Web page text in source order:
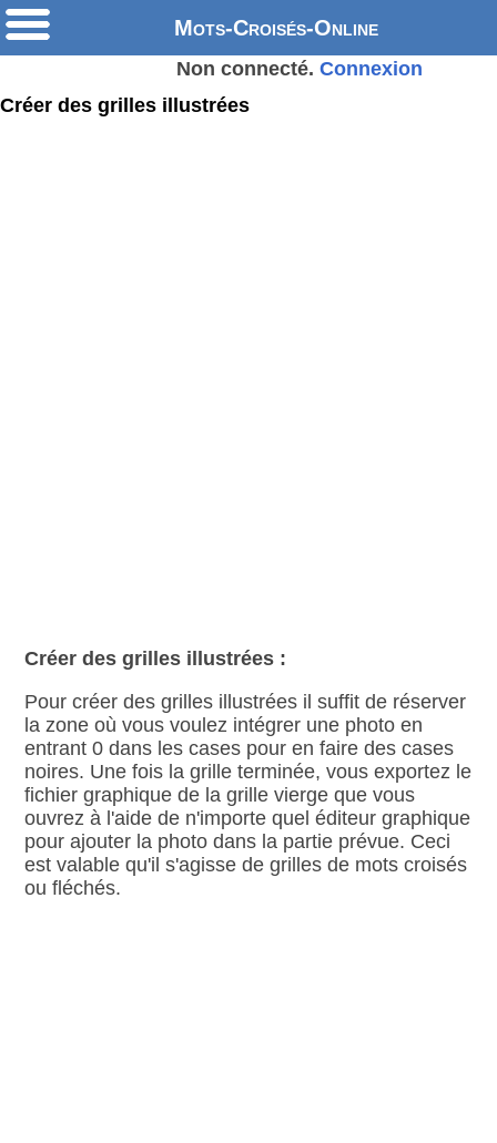
Mots-Croisés-Online
Non connecté. Connexion
Créer des grilles illustrées
Créer des grilles illustrées :
Pour créer des grilles illustrées il suffit de réserver
la zone où vous voulez intégrer une photo en
entrant 0 dans les cases pour en faire des cases
noires. Une fois la grille terminée, vous exportez le
fichier graphique de la grille vierge que vous
ouvrez à l'aide de n'importe quel éditeur graphique
pour ajouter la photo dans la partie prévue. Ceci
est valable qu'il s'agisse de grilles de mots croisés
ou fléchés.